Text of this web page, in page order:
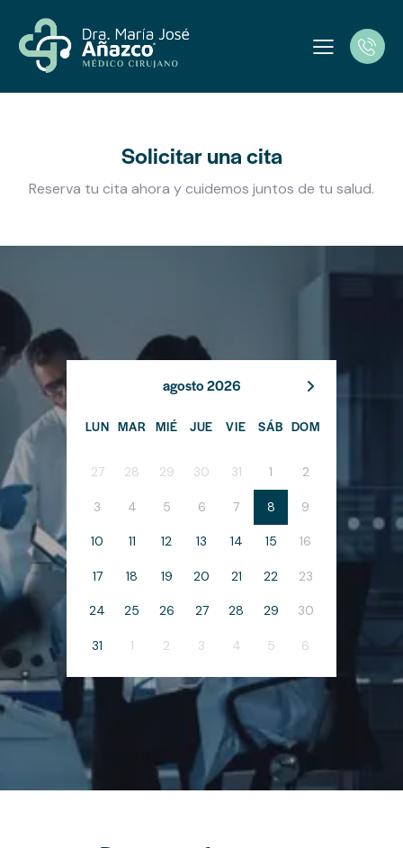
Solicitar una cita
Reserva tu cita ahora y cuidemos juntos de tu salud.
agosto 2026
LUN MAR MIÉ JUE VIE SÁB DOM
27 28 29 30 31 1 2
3 4 5 6 7 8 9
10 11 12 13 14 15 16
17 18 19 20 21 22 23
24 25 26 27 28 29 30
31 1 2 3 4 5 6